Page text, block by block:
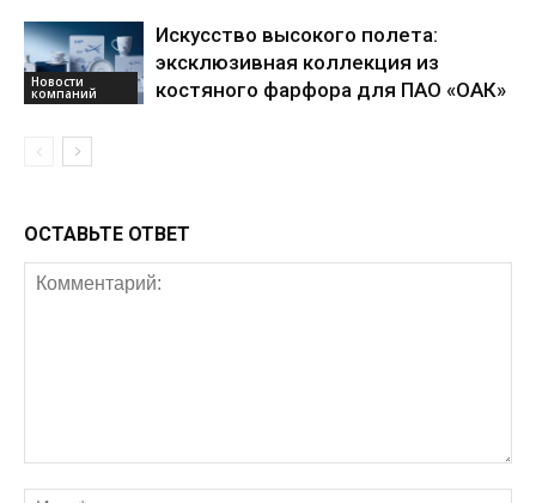
Новости
компаний
Искусство высокого полета:
эксклюзивная коллекция из
костяного фарфора для ПАО «ОАК»
ОСТАВЬТЕ ОТВЕТ